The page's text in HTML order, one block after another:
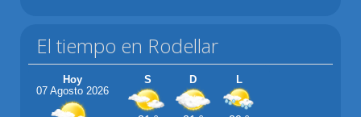
El tiempo en Rodellar